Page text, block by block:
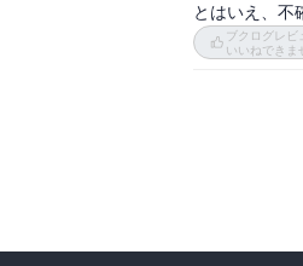
とはいえ、不
ブクログレビ
いいねできま